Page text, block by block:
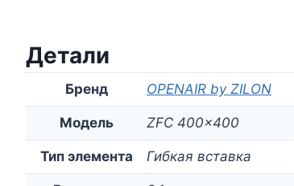
Детали
Бренд OPENAIR by ZILON
Модель ZFC 400×400
Тип элемента Гибкая вставка